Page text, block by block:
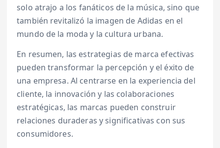
solo atrajo a los fanáticos de la música, sino que
también revitalizó la imagen de Adidas en el
mundo de la moda y la cultura urbana.
En resumen, las estrategias de marca efectivas
pueden transformar la percepción y el éxito de
una empresa. Al centrarse en la experiencia del
cliente, la innovación y las colaboraciones
estratégicas, las marcas pueden construir
relaciones duraderas y significativas con sus
consumidores.